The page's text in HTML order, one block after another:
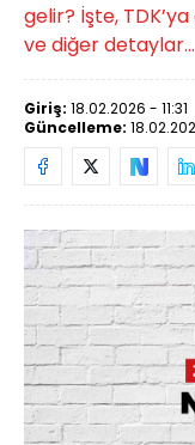
gelir? İşte,
ve diğer detaylar...
Giriş: 18.02.2026 - 11:31
Güncelleme: